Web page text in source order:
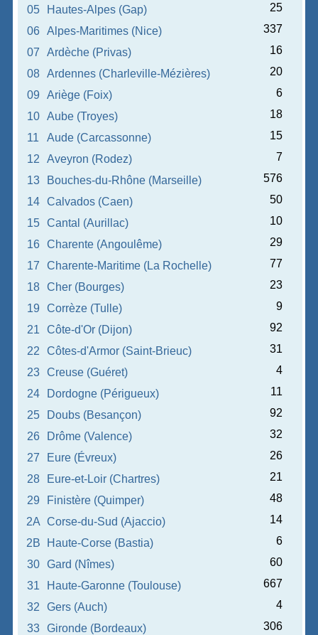
05 Hautes-Alpes (Gap)
25
06
Alpes-Maritimes (Nice)
337
07
Ardèche (Privas)
16
08
Ardennes (Charleville-Mézières)
20
09
Ariège (Foix)
6
10
Aube (Troyes)
18
11
Aude (Carcassonne)
15
12
Aveyron (Rodez)
7
13
Bouches-du-Rhône (Marseille)
576
14
Calvados (Caen)
50
15
Cantal (Aurillac)
10
16
Charente (Angoulême)
29
17
Charente-Maritime (La Rochelle)
77
18
Cher (Bourges)
23
19
Corrèze (Tulle)
9
21
Côte-d'Or (Dijon)
92
22
Côtes-d'Armor (Saint-Brieuc)
31
23
Creuse (Guéret)
4
24
Dordogne (Périgueux)
11
25
Doubs (Besançon)
92
26
Drôme (Valence)
32
27
Eure (Évreux)
26
28
Eure-et-Loir (Chartres)
21
29
Finistère (Quimper)
48
2A Corse-du-Sud (Ajaccio)
14
2B
Haute-Corse (Bastia)
6
30
Gard (Nîmes)
60
31
Haute-Garonne (Toulouse)
667
32
Gers (Auch)
4
33
Gironde (Bordeaux)
306